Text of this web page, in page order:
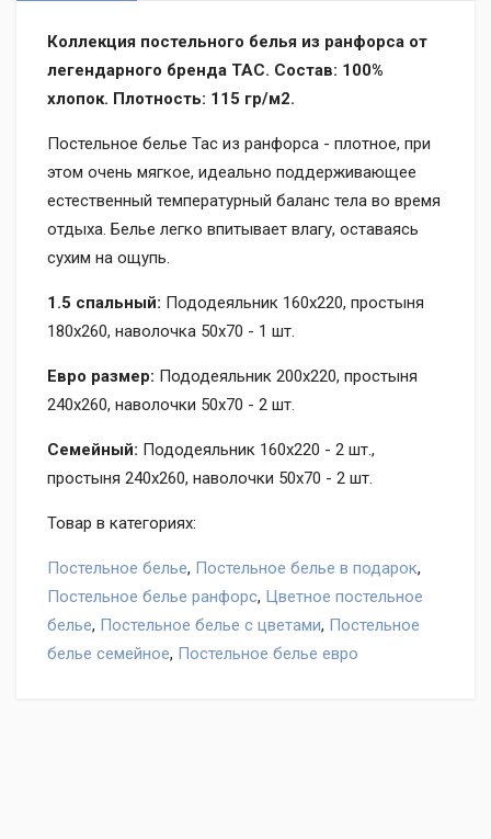
Коллекция постельного белья из ранфорса от
легендарного бренда TAC. Состав: 100%
хлопок. Плотность: 115 гр/м2.
Постельное белье Tac из ранфорса - плотное, при
этом очень мягкое, идеально поддерживающее
естественный температурный баланс тела во время
отдыха. Белье легко впитывает влагу, оставаясь
сухим на ощупь.
1.5 спальный: Пододеяльник 160х220, простыня
180х260, наволочка 50х70 - 1 шт.
Евро размер: Пододеяльник 200х220, простыня
240х260, наволочки 50х70 - 2 шт.
Семейный: Пододеяльник 160х220 - 2 шт.,
простыня 240х260, наволочки 50х70 - 2 шт.
Товар в категориях:
Постельное белье, Постельное белье в подарок,
Постельное белье ранфорс, Цветное постельное
белье, Постельное белье с цветами, Постельное
белье семейное, Постельное белье евро